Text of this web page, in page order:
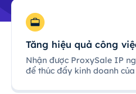
Tăng hiệu quả công
Nhận được ProxySale IP
để thúc đẩy kinh doanh